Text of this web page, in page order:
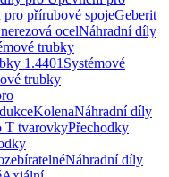
pro přírubové spojeGeberit
ocelNáhradní díly
trubky
1.4401 Systémové
trubky
KolenaNáhradní díly
T tvarovkyPřechodky
Náhradní díly